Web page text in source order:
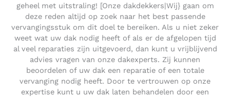
geheel met uitstraling! [Onze dakdekkers|Wij} gaan om
deze reden altijd op zoek naar het best passende
vervangingsstuk om dit doel te bereiken. Als u niet zeker
weet wat uw dak nodig heeft of als er de afgelopen tijd
al veel reparaties zijn uitgevoerd, dan kunt u vrijblijvend
advies vragen van onze dakexperts. Zij kunnen
beoordelen of uw dak een reparatie of een totale
vervanging nodig heeft. Door te vertrouwen op onze
expertise kunt u uw dak laten behandelen door een